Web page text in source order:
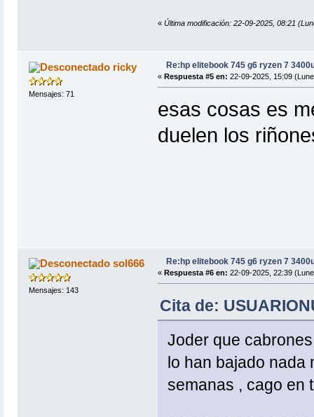
« Última modificación: 22-09-2025, 08:21
ricky
Mensajes: 71
Re:hp elitebook 745 g6 ryzen 7
« Respuesta #5 en: 22-09-2025, 15:09
esas cosas es
duelen los
sol666
Mensajes: 143
Re:hp elitebook 745 g6 ryzen 7
« Respuesta #6 en: 22-09-2025, 22:39
Cita de:
Joder que
lo han bajado nada
semanas , cago en